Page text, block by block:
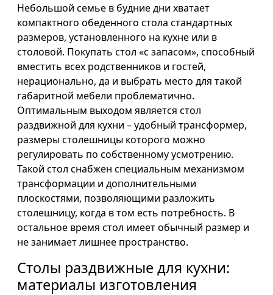
Небольшой семье в будние дни хватает
компактного обеденного стола стандартных
размеров, установленного на кухне или в
столовой. Покупать стол «с запасом», способный
вместить всех родственников и гостей,
нерационально, да и выбрать место для такой
габаритной мебели проблематично.
Оптимальным выходом является стол
раздвижной для кухни – удобный трансформер,
размеры столешницы которого можно
регулировать по собственному усмотрению.
Такой стол снабжен специальным механизмом
трансформации и дополнительными
плоскостями, позволяющими разложить
столешницу, когда в том есть потребность. В
остальное время стол имеет обычный размер и
не занимает лишнее пространство.
Столы раздвижные для кухни:
материалы изготовления